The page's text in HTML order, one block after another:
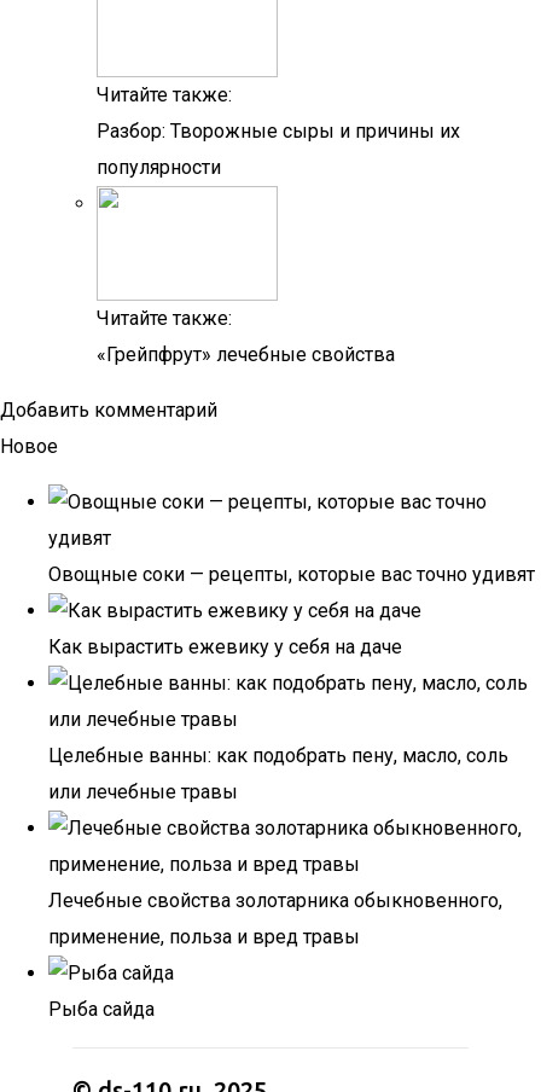
Читайте также:
Разбор: Творожные сыры и причины их
популярности
Читайте также:
«Грейпфрут» лечебные свойства
Добавить комментарий
Новое
Овощные соки — рецепты, которые вас точно удивят
Как вырастить ежевику у себя на даче
Целебные ванны: как подобрать пену, масло, соль
или лечебные травы
Лечебные свойства золотарника обыкновенного,
применение, польза и вред травы
Рыба сайда